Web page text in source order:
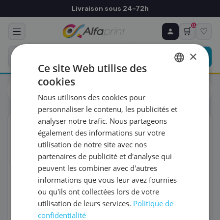
Livraison sous 24-72h
🛒
0
♡
Toners
Canon
000 pages
ORIGINAL
♻ COMMANDE RÉCURRENTE
Prévoyez & économisez
Programmez votre prochain achat — notre équipe
vous prépare un devis personnalisé
RÉFÉRENCE DU PRODUIT
FRÉQUENCE
QUANTITÉ PAR LIVRAISON
DATE DE PREMIÈRE LIVRAISON SOUHAITÉE
×
Ce site Web utilise des
cookies
Nous utilisons des cookies pour
personnaliser le contenu, les publicités et
analyser notre trafic. Nous partageons
également des informations sur votre
utilisation de notre site avec nos
partenaires de publicité et d'analyse qui
peuvent les combiner avec d'autres
informations que vous leur avez fournies
ou qu'ils ont collectées lors de votre
utilisation de leurs services. Politique de
confidentialité